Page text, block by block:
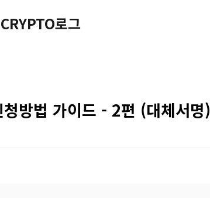
로그
방법 가이드 - 2편 (대체서명)